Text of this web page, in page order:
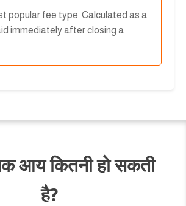
popular fee type. Calculated as a
immediately after closing a
आय कितनी हो सकती
है?